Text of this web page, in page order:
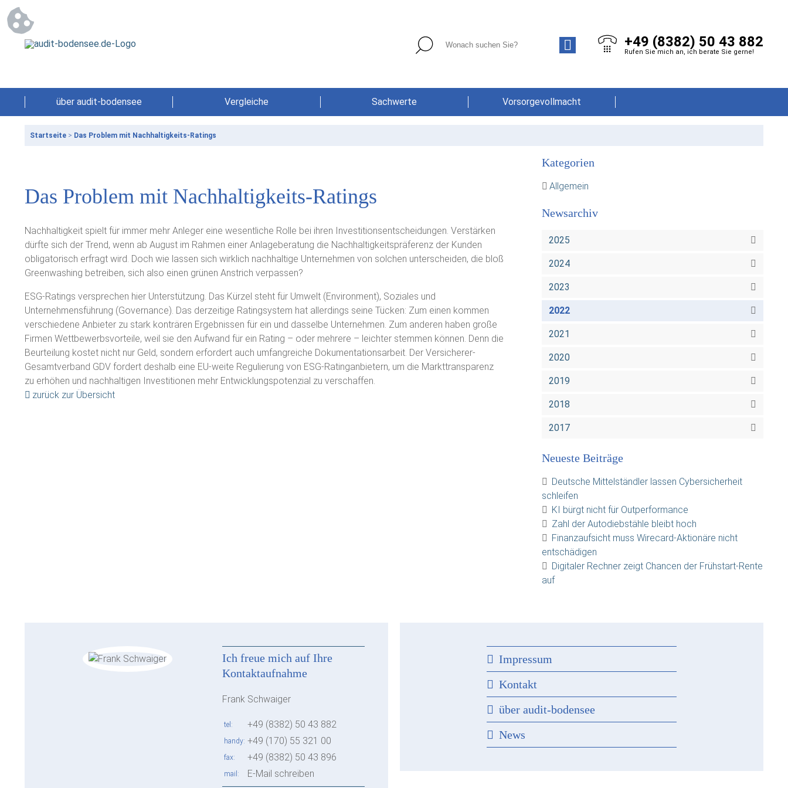
+49 (8382) 50 43 882
Rufen Sie mich an, ich berate Sie gerne!
über audit-bodensee Vergleiche Sachwerte Vorsorgevollmacht
Startseite > Das Problem mit Nachhaltigkeits-Ratings
Das Problem mit Nachhaltigkeits-Ratings
Nachhaltigkeit spielt für immer mehr Anleger eine wesentliche Rolle bei ihren Investitionsentscheidungen. Verstärken
dürfte sich der Trend, wenn ab August im Rahmen einer Anlageberatung die Nachhaltigkeitspräferenz der Kunden
obligatorisch erfragt wird. Doch wie lassen sich wirklich nachhaltige Unternehmen von solchen unterscheiden, die bloß
Greenwashing betreiben, sich also einen grünen Anstrich verpassen?
ESG-Ratings versprechen hier Unterstützung. Das Kürzel steht für Umwelt (Environment), Soziales und
Unternehmensführung (Governance). Das derzeitige Ratingsystem hat allerdings seine Tücken: Zum einen kommen
verschiedene Anbieter zu stark konträren Ergebnissen für ein und dasselbe Unternehmen. Zum anderen haben große
Firmen Wettbewerbsvorteile, weil sie den Aufwand für ein Rating – oder mehrere – leichter stemmen können. Denn die
Beurteilung kostet nicht nur Geld, sondern erfordert auch umfangreiche Dokumentationsarbeit. Der Versicherer-
Gesamtverband GDV fordert deshalb eine EU-weite Regulierung von ESG-Ratinganbietern, um die Markttransparenz
zu erhöhen und nachhaltigen Investitionen mehr Entwicklungspotenzial zu verschaffen.
zurück zur Übersicht
Kategorien
Allgemein
Newsarchiv
2025
2024
2023
2022
2021
2020
2019
2018
2017
Neueste Beiträge
Deutsche Mittelständler lassen Cybersicherheit
schleifen
KI bürgt nicht für Outperformance
Zahl der Autodiebstähle bleibt hoch
Finanzaufsicht muss Wirecard-Aktionäre nicht
entschädigen
Digitaler Rechner zeigt Chancen der Frühstart-Rente
auf
Ich freue mich auf Ihre
Kontaktaufnahme
Frank Schwaiger
tel +49 (8382) 50 43 882
handy +49 (170) 55 321 00
fax +49 (8382) 50 43 896
mail E-Mail schreiben
Impressum
Kontakt
über audit-bodensee
News